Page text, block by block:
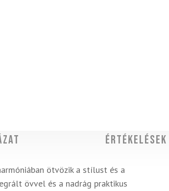
Értékelések
ötvözik a stílust és a
övvel és a nadrág praktikus